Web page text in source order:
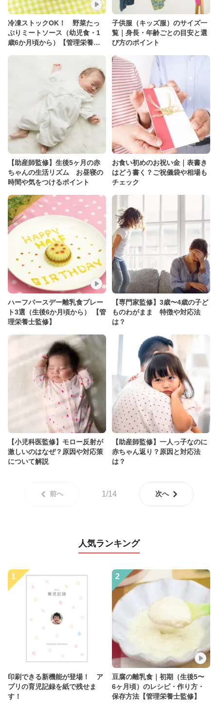
冷凍ストックOK！ 野菜たっ
ぷりミートソース（幼児食・1
歳6か月頃から）【管理栄養士
子供服（キッズ服）のサイズ一
覧｜身長・年齢ごとの目安と選
び方のポイント
【助産師監修】生後5ヶ月の赤
ちゃんの生活リズム お昼寝の
時間や気をつけるポイント
お食い初めのお祝い金｜表書き
はどう書く？ご祝儀袋や相場も
チェック
ハーフバースデー離乳食プレー
ト3選（生後6か月頃から） 【管
理栄養士監修】
【専門家監修】3歳〜4歳の子ど
ものわがまま 特徴や対応法
は？
【小児科医監修】モロー反射が
激しいのはなぜ？原因や対応策
について解説
【助産師監修】一人っ子なのに
赤ちゃん返り？原因と対応法
は？
前へ 1/14 次へ
人気ランキング
1
印刷できる新機能が登場！ ア
プリの育児記録を紙で残せま
す！
2
豆腐の離乳食｜初期（生後5〜
6ヶ月頃）のレシピ・作り方・
保存方法【管理栄養士監修】